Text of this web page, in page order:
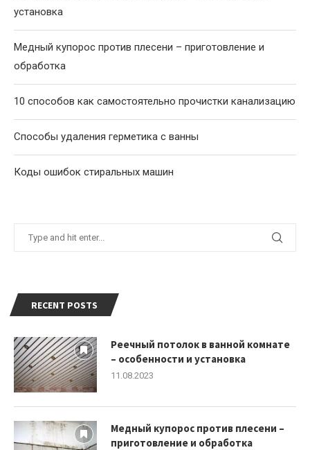
установка
Медный купорос против плесени – приготовление и
обработка
10 способов как самостоятельно прочистки канализацию
Способы удаления герметика с ванны
Коды ошибок стиральных машин
RECENT POSTS
Реечный потолок в ванной комнате
– особенности и установка
11.08.2023
Медный купорос против плесени –
приготовление и обработка